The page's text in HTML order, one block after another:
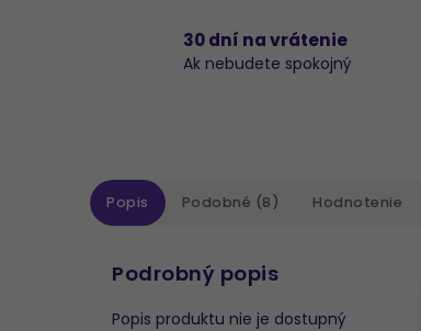
30 dní na vrátenie
Ak nebudete spokojný
Popis Podobné (8) Hodnotenie
Podrobný popis
Popis produktu nie je dostupný